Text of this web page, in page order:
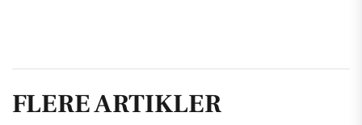
FLERE ARTIKLER